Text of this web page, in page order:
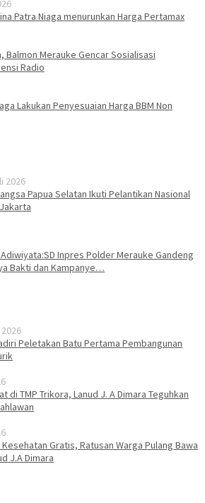
Patra Niaga menurunkan Harga Pertamax
Balmon Merauke Gencar Sosialisasi
Radio
Lakukan Penyesuaian Harga BBM Non
2026
Papua Selatan Ikuti Pelantikan Nasional
Inpres Polder Merauke Gandeng
Bakti dan Kampanye…
Peletakan Batu Pertama Pembangunan
di TMP Trikora, Lanud J. A Dimara Teguhkan
Kesehatan Gratis, Ratusan Warga Pulang Bawa
J.A Dimara